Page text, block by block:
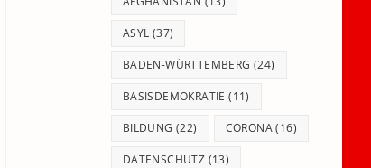
ASYL (37)
BADEN-WÜRTTEMBERG (24)
BASISDEMOKRATIE (11)
BILDUNG (22) CORONA(16)
DATENSCHUTZ (13)